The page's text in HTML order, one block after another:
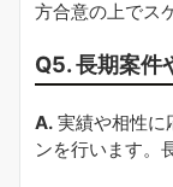
方合意の上でス
Q5. 長期案件
A. 実績や相性に
ンを行います。